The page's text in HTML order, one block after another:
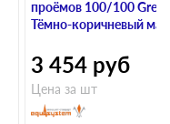
проёмов 100/100
Тёмно-коричневый
3 454 руб
Цена за шт